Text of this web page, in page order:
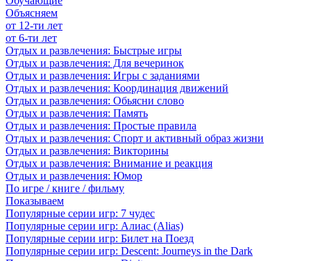
Объясняем
от 12-ти лет
от 6-ти лет
Отдых и развлечения: Быстрые игры
Отдых и развлечения: Для вечеринок
Отдых и развлечения: Игры с заданиями
Отдых и развлечения: Координация движений
Отдых и развлечения: Обьясни слово
Отдых и развлечения: Память
Отдых и развлечения: Простые правила
Отдых и развлечения: Спорт и активный образ жизни
Отдых и развлечения: Викторины
Отдых и развлечения: Внимание и реакция
Отдых и развлечения: Юмор
По игре / книге / фильму
Показываем
Популярные серии игр: 7 чудес
Популярные серии игр: Алиас (Alias)
Популярные серии игр: Билет на Поезд
Популярные серии игр: Descent: Journeys in the Dark